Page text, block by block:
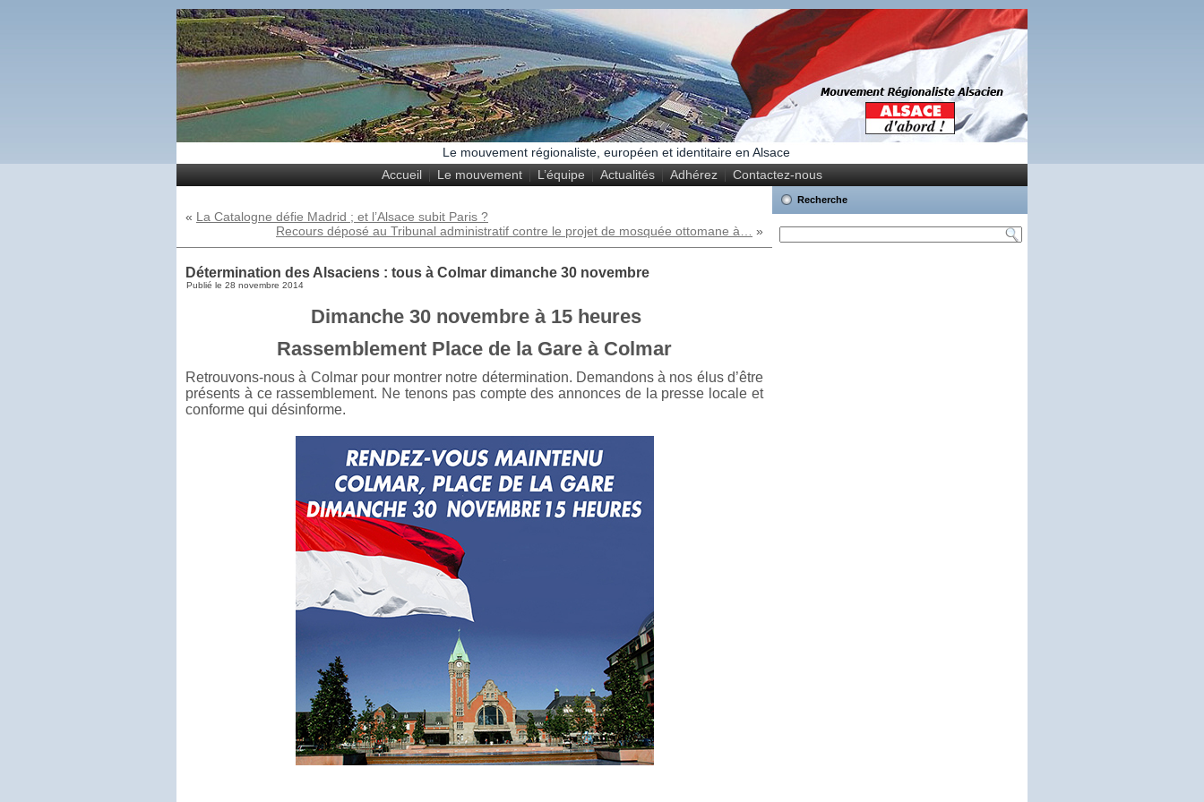
Le mouvement régionaliste, européen et identitaire en Alsace
Accueil
Le mouvement L’équipe Actualités Adhérez Contactez-nous
« La Catalogne défie Madrid ; et l’Alsace subit Paris ?
Recours déposé au Tribunal administratif contre le projet de mosquée ottomane à…
»
Détermination des Alsaciens : tous à Colmar dimanche 30 novembre
Publié le 28 novembre 2014
Dimanche 30 novembre à 15 heures
Rassemblement Place de la Gare à Colmar
Retrouvons-nous à Colmar pour montrer notre détermination. Demandons à nos élus d’être
présents à ce rassemblement. Ne tenons pas compte des annonces de la presse locale et
conforme qui désinforme.
Recherche